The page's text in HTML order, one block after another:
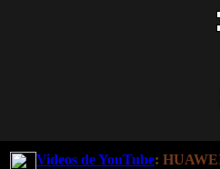
Videos de YouTube: